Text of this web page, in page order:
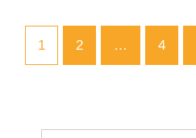
1 2 … 4